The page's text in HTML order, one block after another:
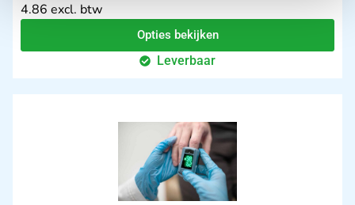
4.86 excl. btw
Opties bekijken
Leverbaar